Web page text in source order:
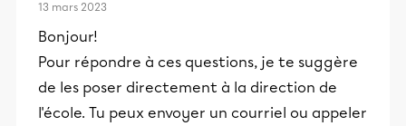
13 mars 2023
Bonjour!
Pour répondre à ces questions, je te suggère
de les poser directement à la direction de
l'école. Tu peux envoyer un courriel ou appeler